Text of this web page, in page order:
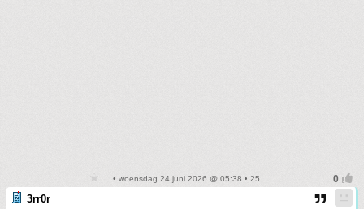
• woensdag 24 juni 2026 @ 05:38 • 25
3rr0r